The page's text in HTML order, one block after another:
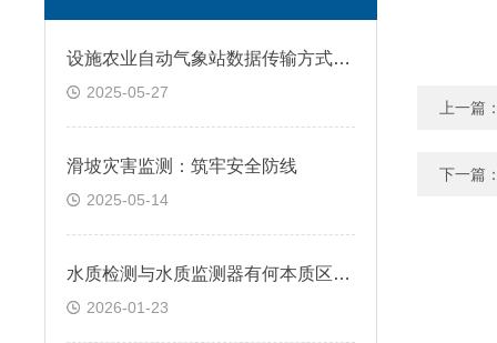
设施农业自动气象站数据传输方式有哪些？
2025-05-27
滑坡灾害监测：筑牢安全防线
2025-05-14
水质检测与水质监测器有何本质区别?
2026-01-23
上一篇
下一篇